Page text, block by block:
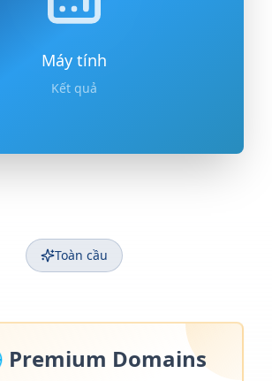
Máy tính
Kết quả
Toàn cầu
Premium Domains